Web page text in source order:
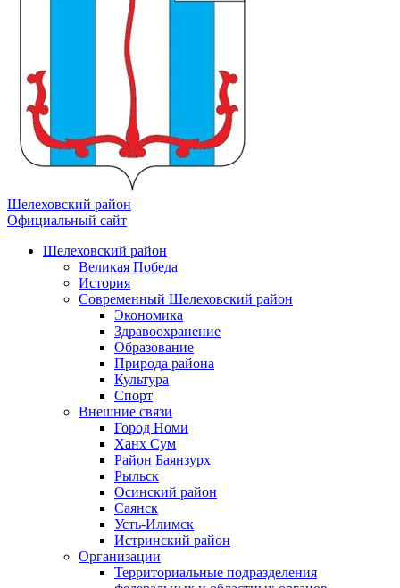
Шелеховский район
Официальный сайт
Шелеховский район
Великая Победа
История
Современный Шелеховский район
Экономика
Здравоохранение
Образование
Природа района
Культура
Спорт
Внешние связи
Город Номи
Ханх Сум
Район Баянзурх
Рыльск
Осинский район
Саянск
Усть-Илимск
Истринский район
Организации
Территориальные подразделения